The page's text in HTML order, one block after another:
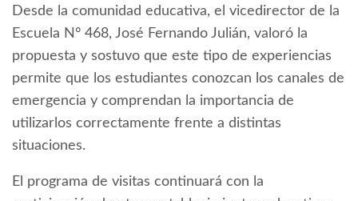
Desde la comunidad educativa, el vicedirector de la
Escuela N° 468, José Fernando Julián, valoró la
propuesta y sostuvo que este tipo de experiencias
permite que los estudiantes conozcan los canales de
emergencia y comprendan la importancia de
utilizarlos correctamente frente a distintas
situaciones.
El programa de visitas continuará con la